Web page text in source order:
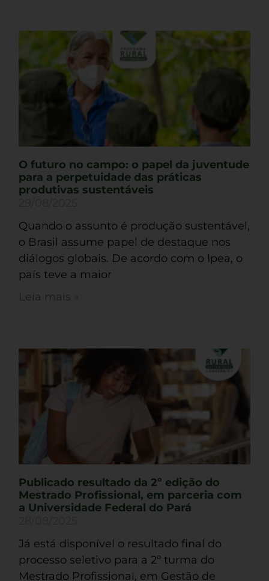
O futuro no campo: o papel da juventude
para a perpetuidade das práticas
produtivas sustentáveis
Quando o assunto é produção sustentável,
o Brasil assume papel de destaque nos
diálogos globais. De acordo com o Ipea, o
país teve a maior
Leia mais »
Publicado resultado da 2º edição do
Mestrado Profissional, em parceria com
a Universidade Federal do Pará
Já está disponível o resultado final do
processo seletivo para a 2º turma do
Mestrado Profissional, em Gestão de